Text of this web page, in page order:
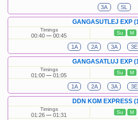
3A SL
GANGASUTLEJ EXP
Timings
00:40 00:45 Su M
1A 2A 3A 3E
GANGASATLUJ EXP
Timings
01:00 01:05 Su M
1A 2A 3A 3E
DDN KGM EXPRESS
Timings
01:26 01:31 Su M